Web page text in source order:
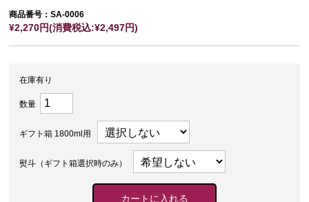
商品番号：SA-0006
¥2,270円(消費税込:¥2,497円)
在庫有り
数量
ギフト箱 1800ml用
熨斗（ギフト箱選択時のみ）